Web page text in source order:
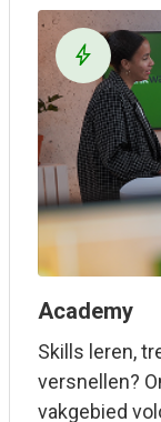
bolt
Academy
Skills leren,
versnellen?
vakgebied